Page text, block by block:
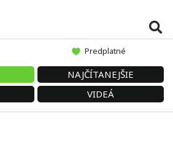
Predplatné
NAJČÍTANEJŠIE
VIDEÁ